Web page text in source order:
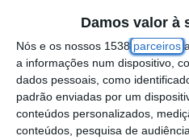
Damos valor à
Nós e os nossos 1538 parceiros
a informações num dispositivo,
dados pessoais, como
padrão enviadas por um
conteúdos personalizados,
conteúdos, pesquisa de